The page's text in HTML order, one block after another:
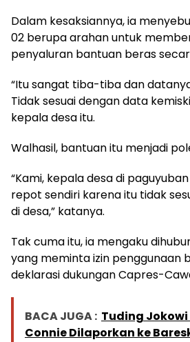
Dalam kesaksiannya, ia
02 berupa arahan untuk
penyaluran bantuan beras
“Itu sangat tiba-tiba dan
Tidak sesuai dengan data
kepala desa itu.
Walhasil, bantuan itu menjadi
“Kami, kepala desa di
repot sendiri karena itu tidak
di desa,” katanya.
Tak cuma itu, ia mengaku
yang meminta izin penggunaan
deklarasi dukungan Capres-
BACA JUGA : Tuding Jokowi
Connie Dilaporkan ke